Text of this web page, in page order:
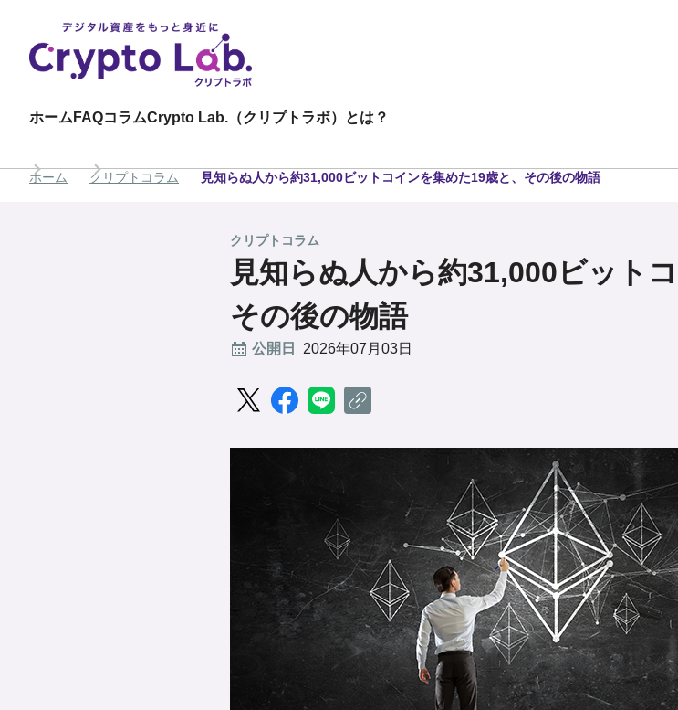
ホームFAQコラムCrypto Lab.（クリプトラボ）とは？
ホーム クリプトコラム 見知らぬ人から約31,000ビットコインを集めた19歳と、その後の物語
クリプトコラム
見知らぬ人から約31,000ビット
その後の物語
公開日 2026年07月03日